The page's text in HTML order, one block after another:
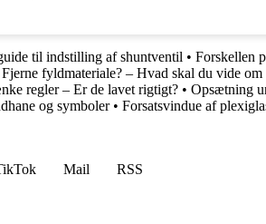
til indstilling af shuntventil • Forskellen
Fjerne fyldmateriale? – Hvad skal du vide om
regler – Er de lavet rigtigt? • Opsætning
og symboler• Forsatsvindue af
Mail
RSS